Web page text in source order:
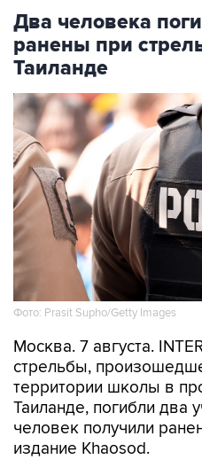
Два человека
ранены при
Таиланде
Фото: Prasit Supho/Getty Images
Москва. 7 августа.
стрельбы,
территории школы в
Таиланде, погибли два
человек получили
издание Khaosod.